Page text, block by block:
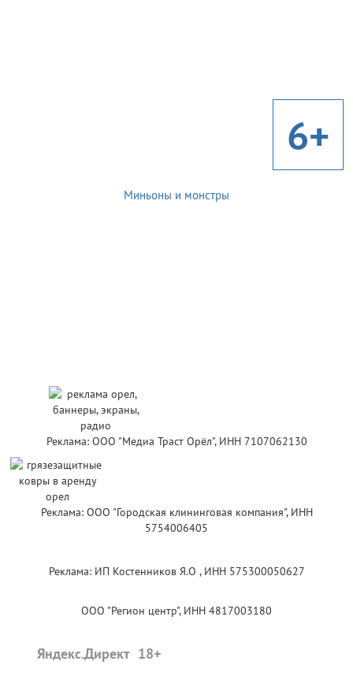
6+
Миньоны и монстры
Реклама: ООО "Медиа Траст Орёл", ИНН 7107062130
Реклама: ООО "Городская клининговая компания", ИНН
5754006405
Реклама: ИП Костенников Я.О , ИНН 575300050627
ООО "Регион центр", ИНН 4817003180
Яндекс.Директ